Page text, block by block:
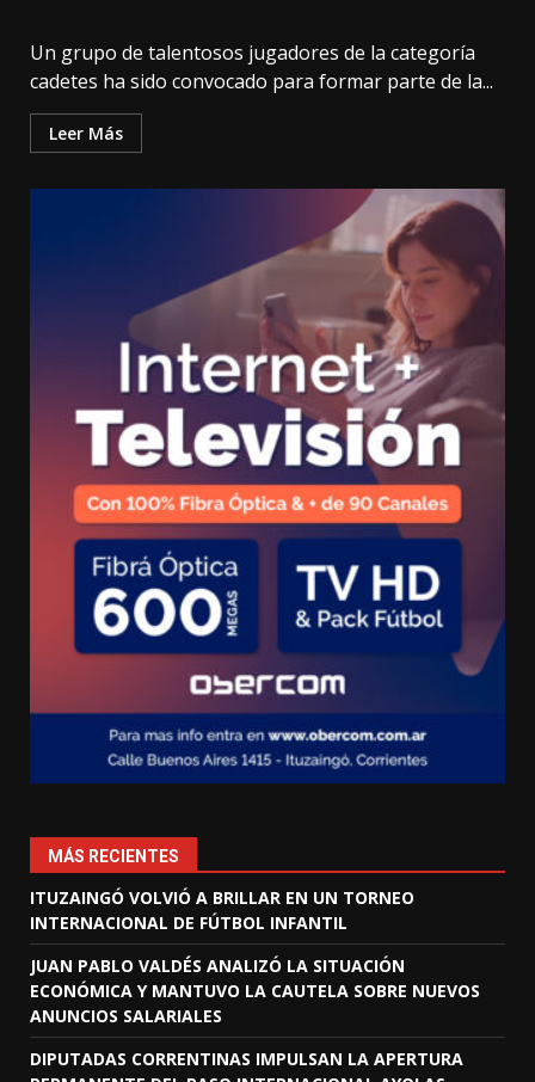
Un grupo de talentosos jugadores de la categoría
cadetes ha sido convocado para formar parte de la...
Leer Más
MÁS RECIENTES
ITUZAINGÓ VOLVIÓ A BRILLAR EN UN TORNEO
INTERNACIONAL DE FÚTBOL INFANTIL
JUAN PABLO VALDÉS ANALIZÓ LA SITUACIÓN
ECONÓMICA Y MANTUVO LA CAUTELA SOBRE NUEVOS
ANUNCIOS SALARIALES
DIPUTADAS CORRENTINAS IMPULSAN LA APERTURA